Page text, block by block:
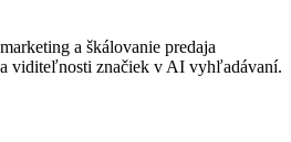
a škálovanie predaja
viditeľnosti značiek v AI vyhľadávaní.